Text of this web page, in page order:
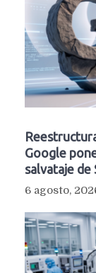
Google
salvataje de
6 agosto,